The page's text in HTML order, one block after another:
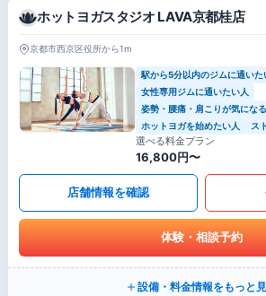
ホットヨガスタジオ LAVA京都桂店
京都市西京区役所から1m
駅から5分以内のジムに通いた
女性専用ジムに通いたい人
姿勢・腰痛・肩こりが気にな
ホットヨガを始めたい人
ス
選べる料金プラン
16,800円〜
店舗情報を確認
体験・相談予約
設備・料金情報をもっと